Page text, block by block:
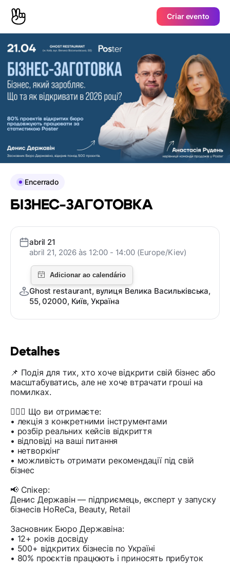
Criar evento
Detalhes
📌 Подія для тих, хто хоче відкрити свій бізнес або
масштабуватись, але не хоче втрачати гроші на
помилках.
🙇🏼‍♂️ Що ви отримаєте:
• лекція з конкретними інструментами
• розбір реальних кейсів відкриття
• відповіді на ваші питання
• нетворкінг
• можливість отримати рекомендації під свій
бізнес
📢 Спікер:
Денис Державін — підприємець, експерт у запуску
бізнесів HoReCa, Beauty, Retail
Засновник Бюро Державіна:
• 12+ років досвіду
• 500+ відкритих бізнесів по Україні
• 80% проєктів працюють і приносять прибуток
Encerrado
БІЗНЕС-ЗАГОТОВКА
abril 21
abril 21, 2026 às 12:00 - 14:00 (Europe/Kiev)
Ghost restaurant, вулиця Велика Васильківська,
55, 02000, Київ, Україна